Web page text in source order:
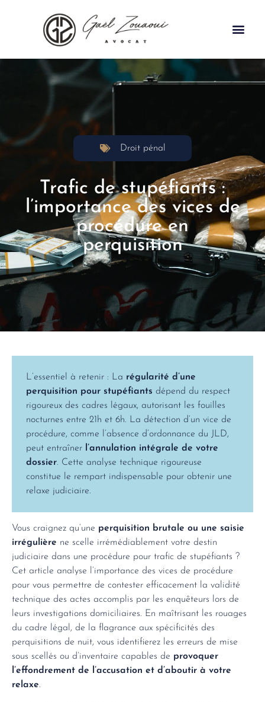
Droit pénal
Trafic de stupéfiants :
l’importance des vices de
procédure en
perquisition
L’essentiel à retenir : La régularité d’une
perquisition pour stupéfiants dépend du respect
rigoureux des cadres légaux, autorisant les fouilles
nocturnes entre 21h et 6h. La détection d’un vice de
procédure, comme l’absence d’ordonnance du JLD,
peut entraîner l’annulation intégrale de votre
dossier. Cette analyse technique rigoureuse
constitue le rempart indispensable pour obtenir une
relaxe judiciaire.
Vous craignez qu’une perquisition brutale ou une saisie
irrégulière ne scelle irrémédiablement votre destin
judiciaire dans une procédure pour trafic de stupéfiants ?
Cet article analyse l’importance des vices de procédure
pour vous permettre de contester efficacement la validité
technique des actes accomplis par les enquêteurs lors de
leurs investigations domiciliaires. En maîtrisant les rouages
du cadre légal, de la flagrance aux spécificités des
perquisitions de nuit, vous identifierez les erreurs de mise
sous scellés ou d’inventaire capables de provoquer
l’effondrement de l’accusation et d’aboutir à votre
relaxe.